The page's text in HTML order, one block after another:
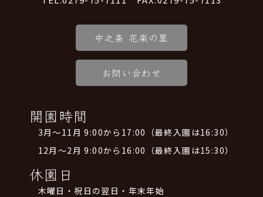
中之条 花楽の里
お問い合わせ
開園時間
3月～11月 9:00から17:00（最終入園は16:30）
12月～2月 9:00から16:00（最終入園は15:30）
休園日
木曜日・祝日の翌日・年末年始